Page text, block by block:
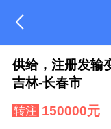

供给，注册发输
吉林-长春市
转注 150000元